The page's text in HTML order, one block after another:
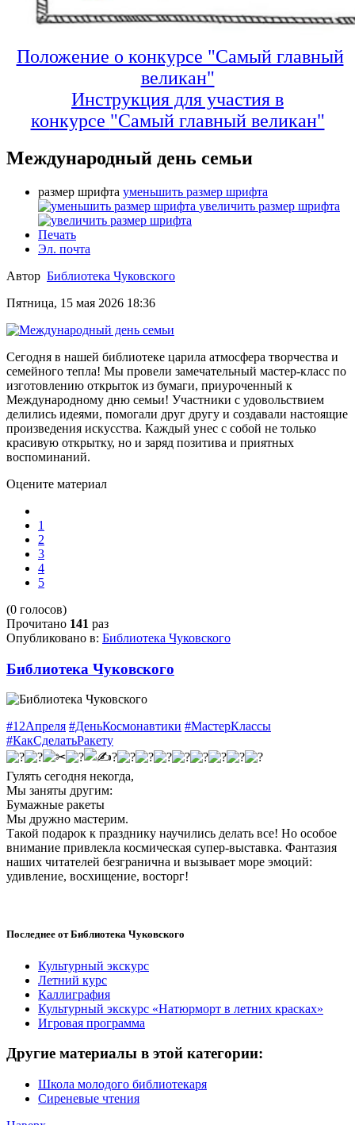
Положение о конкурсе "Самый главный
великан"
Инструкция для участия в
конкурсе "Самый главный великан"
Международный день семьи
размер шрифта уменьшить размер шрифта
увеличить размер шрифта
Печать
Эл. почта
Автор Библиотека Чуковского
Пятница, 15 мая 2026 18:36
Сегодня в нашей библиотеке царила атмосфера творчества и
семейного тепла! Мы провели замечательный мастер-класс по
изготовлению открыток из бумаги, приуроченный к
Международному дню семьи! Участники с удовольствием
делились идеями, помогали друг другу и создавали настоящие
произведения искусства. Каждый унес с собой не только
красивую открытку, но и заряд позитива и приятных
воспоминаний.
Оцените материал
1
2
3
4
5
(0 голосов)
Прочитано 141 раз
Опубликовано в: Библиотека Чуковского
Библиотека Чуковского
#12Апреля #ДеньКосмонавтики #МастерКлассы
#КакСделатьРакету
Гулять сегодня некогда,
Мы заняты другим:
Бумажные ракеты
Мы дружно мастерим.
Такой подарок к празднику научились делать все! Но особое
внимание привлекла космическая супер-выставка. Фантазия
наших читателей безгранична и вызывает море эмоций:
удивление, восхищение, восторг!
Последнее от Библиотека Чуковского
Культурный экскурс
Летний курс
Каллиграфия
Культурный экскурс «Натюрморт в летних красках»
Игровая программа
Другие материалы в этой категории:
Школа молодого библиотекаря
Сиреневые чтения